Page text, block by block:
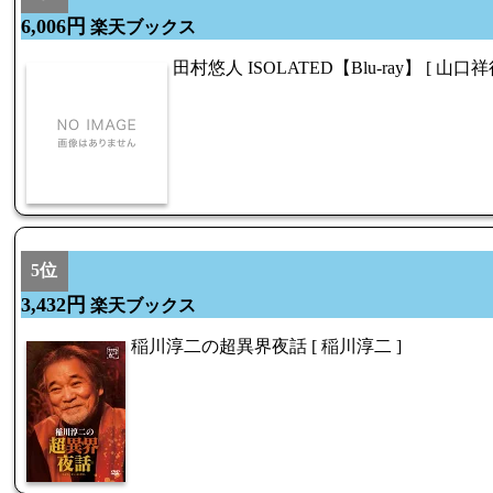
6,006円 楽天ブックス
田村悠人 ISOLATED【Blu-ray】 [ 山口祥
5位
3,432円 楽天ブックス
稲川淳二の超異界夜話 [ 稲川淳二 ]